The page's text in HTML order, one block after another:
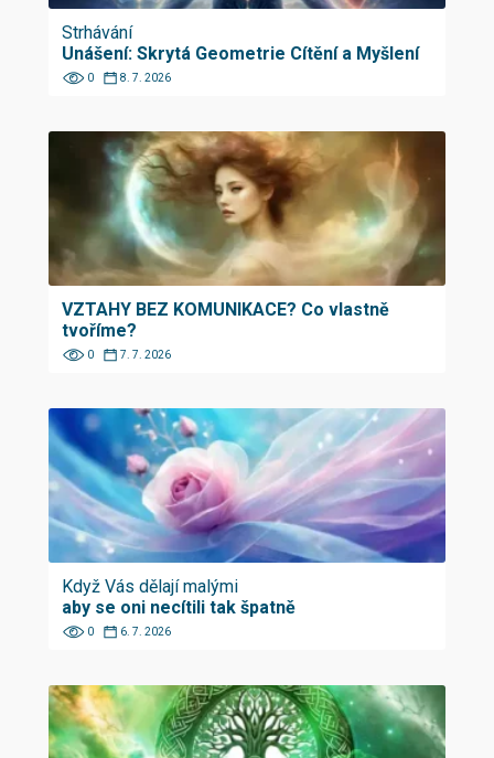
Strhávání
Unášení: Skrytá Geometrie Cítění a Myšlení
0 8. 7. 2026
VZTAHY BEZ KOMUNIKACE? Co vlastně
tvoříme?
0 7. 7. 2026
Když Vás dělají malými
aby se oni necítili tak špatně
0 6. 7. 2026